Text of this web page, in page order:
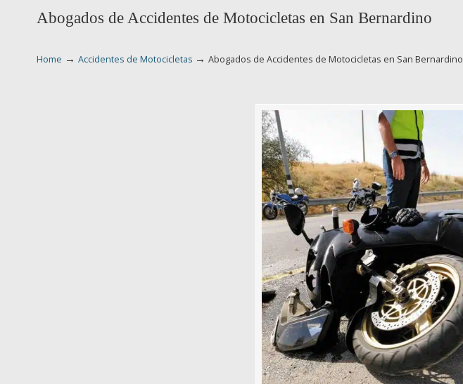
Abogados de Accidentes de Motocicletas en San Bernardino
Home → Accidentes de Motocicletas → Abogados de Accidentes de Motocicletas en San Bernardino